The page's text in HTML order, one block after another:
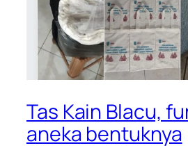
Tas Kain Blacu,
aneka bentuknya